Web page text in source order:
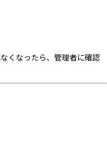
くなったら、管理者に確認